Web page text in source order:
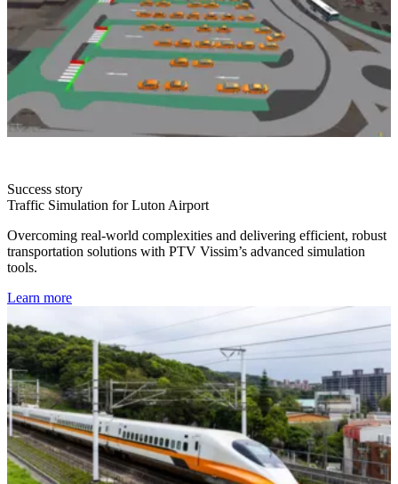
Success story
Traffic Simulation for Luton Airport
Overcoming real-world complexities and delivering efficient, robust
transportation solutions with PTV Vissim’s advanced simulation
tools.
Learn more